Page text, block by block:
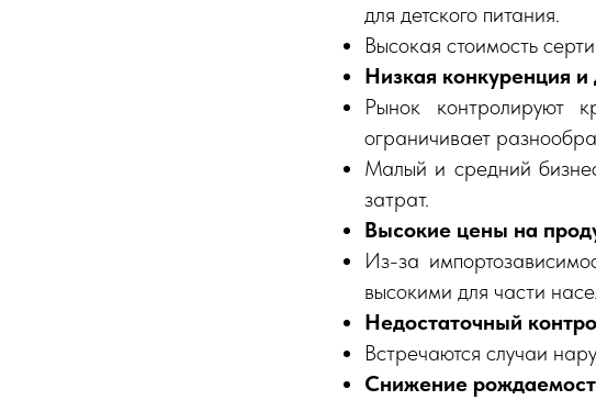
для детского питания.
Высокая стоимость
Низкая конкуренция
Рынок контролируют
ограничивает
Малый и средний
затрат.
Высокие цены на
Из-за
высокими для части
Недостаточный
Встречаются случаи
Снижение